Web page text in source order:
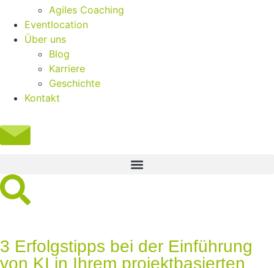
Agiles Coaching
Eventlocation
Über uns
Blog
Karriere
Geschichte
Kontakt
3 Erfolgstipps bei der Einführung
von KI in Ihrem projektbasierten